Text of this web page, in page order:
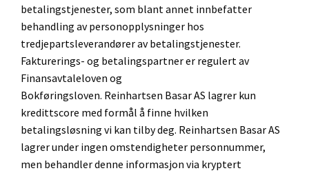
betalingstjenester, som blant annet innbefatter
behandling av personopplysninger hos
tredjepartsleverandører av betalingstjenester.
Fakturerings- og betalingspartner er regulert av
Finansavtaleloven og
Bokføringsloven. Reinhartsen Basar AS lagrer kun
kredittscore med formål å finne hvilken
betalingsløsning vi kan tilby deg. Reinhartsen Basar AS
lagrer under ingen omstendigheter personnummer,
men behandler denne informasjon via kryptert